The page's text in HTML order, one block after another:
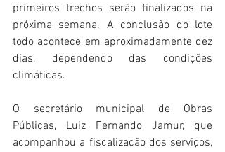
primeiros trechos serão finalizados na
próxima semana. A conclusão do lote
todo acontece em aproximadamente dez
dias, dependendo das condições
climáticas.
O secretário municipal de Obras
Públicas, Luiz Fernando Jamur, que
acompanhou a fiscalização dos serviços,